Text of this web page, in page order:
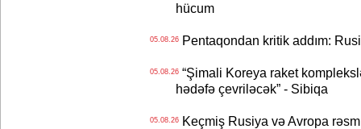
hücum
05.08.26Pentaqondan kritik addım:
05.08.26“Şimali Koreya raket
hədəfə çevriləcək” - Sibiqa
05.08.26Keçmiş Rusiya və Avropa